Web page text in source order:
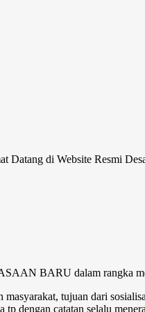
Website Resmi Desa Susut,
BARU dalam rangka
tujuan dari
dengan catatan selalu